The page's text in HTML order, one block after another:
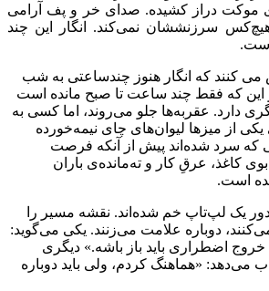
موکت دراز کشیده. صدای خر و پف آرامی
سرزنششان نمی‌کند. انگار این چند
می کنند که انگار هنوز چندساعتی به شب
این که فقط چند ساعت تا صبح مانده است
دارد. عقربه‌ها جلو می‌روند، اما کسی به
یکی از میزها لیوان‌های چای نیمه‌خورده
که سرد شده‌اند پیش از آنکه فرصت
کاغذ، عرقِ کار و ته‌مانده‌ی باران
است.
یک لپ‌تاپ خم شده‌اند. نقشه مسیر را
دوباره علامت می‌زنند. یکی می‌گوید:
خروج اضطراری باید باز باشه.» دیگری
می‌دهد: «هماهنگ کردم، ولی باید دوباره